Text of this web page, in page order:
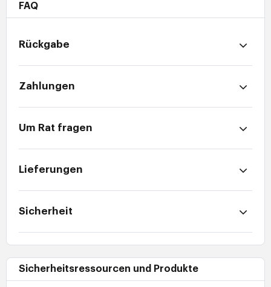
FAQ
Rückgabe
Zahlungen
Um Rat fragen
Lieferungen
Sicherheit
Sicherheitsressourcen und Produkte